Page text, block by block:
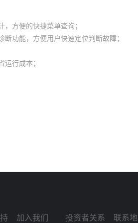
方便的快捷菜单查询；
功能，方便用户快速定位判断故障；
行成本；
加入我们 投资者关系 联系